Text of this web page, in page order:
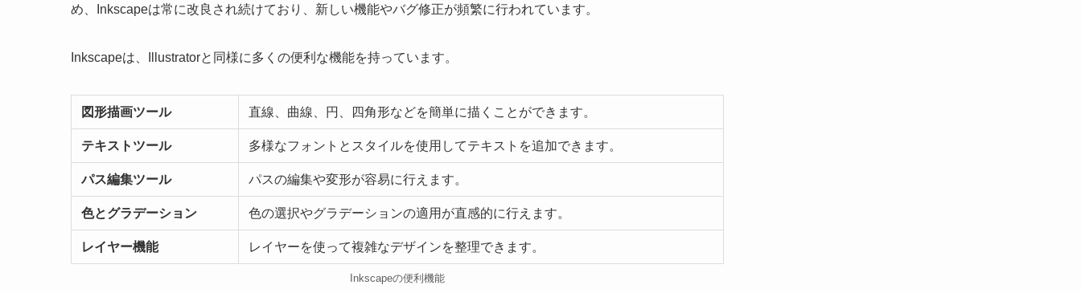
め、Inkscapeは常に改良され続けており、新しい機能やバグ修正が頻繁に行われています。
Inkscapeは、Illustratorと同様に多くの便利な機能を持っています。
図形描画ツール 直線、曲線、円、四角形などを簡単に描くことができます。
テキストツール 多様なフォントとスタイルを使用してテキストを追加できます。
パス編集ツール パスの編集や変形が容易に行えます。
色とグラデーション 色の選択やグラデーションの適用が直感的に行えます。
レイヤー機能 レイヤーを使って複雑なデザインを整理できます。
Inkscapeの便利機能